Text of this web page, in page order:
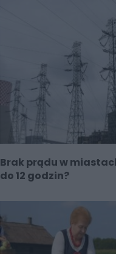
Brak prądu w
do 12 godzin?